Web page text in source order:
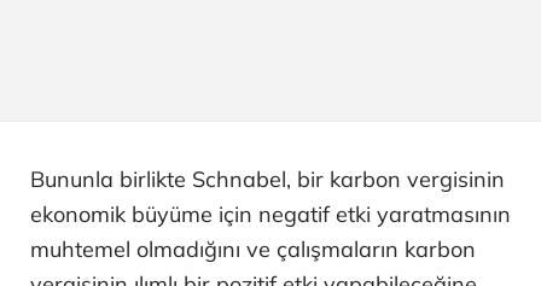
Bununla birlikte Schnabel, bir karbon vergisinin
ekonomik büyüme için negatif etki yaratmasının
muhtemel olmadığını ve çalışmaların karbon